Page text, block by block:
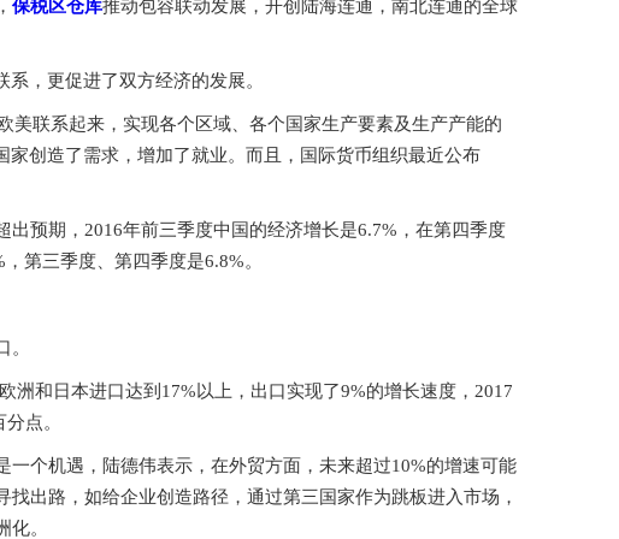
保税区仓库推动包容联动发展，开创陆海连通，南北连通的全球
，更促进了双方经济的发展。
美联系起来，实现各个区域、各个国家生产要素及生产产能的
创造了需求，增加了就业。而且，国际货币组织最近公布
预期，2016年前三季度中国的经济增长是6.7%，在第四季度
第三季度、第四季度是6.8%。
洲和日本进口达到17%以上，出口实现了9%的增长速度，2017
点。
个机遇，陆德伟表示，在外贸方面，未来超过10%的增速可能
出路，如给企业创造路径，通过第三国家作为跳板进入市场，
。